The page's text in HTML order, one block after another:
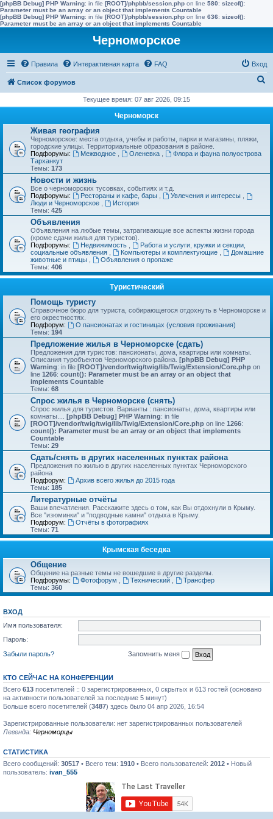
[phpBB Debug] PHP Warning: in file [ROOT]/phpbb/session.php on line 580: sizeof():
Parameter must be an array or an object that implements Countable
[phpBB Debug] PHP Warning: in file [ROOT]/phpbb/session.php on line 636: sizeof():
Parameter must be an array or an object that implements Countable
Черноморское
Правила Интерактивная карта FAQ Вход
Список форумов
с
Текущее время: 07 авг 2026, 09:15
Черноморск
Живая география
Черноморское: места отдыха, учебы и работы, парки и магазины, пляжи,
городские улицы. Территориальные образования в районе.
Подфорумы:
Межводное Оленевка
Флора и фауна полуострова
Тарханкут
Темы: 173
Новости и жизнь
Все о черноморских тусовках, событиях и т.д.
Подфорумы:
Рестораны и кафе, бары Увлечения и интересы
Люди и Черноморское
История
Темы: 425
Объявления
Объявления на любые темы, затрагивающие все аспекты жизни города
(кроме сдачи жилья для туристов).
Подфорумы:
Недвижимость
Работа и услуги, кружки и секции,
социальные объявления
Компьютеры и комплектующие
Домашние
животные и птицы
Объявления о пропаже
Темы: 406
Туристический
Помощь туристу
Справочное бюро для туриста, собирающегося отдохнуть в Черноморске и
его окрестностях.
Подфорум:
О пансионатах и гостиницах (условия проживания)
Темы: 194
Предложение жилья в Черноморске (сдать)
Предложения для туристов: пансионаты, дома, квартиры или комнаты.
Описания туробъектов Черноморского района. [phpBB Debug] PHP
Warning: in file [ROOT]/vendor/twig/twig/lib/Twig/Extension/Core.php on
line 1266: count(): Parameter must be an array or an object that
implements Countable
Темы: 68
Спрос жилья в Черноморске (снять)
Спрос жилья для туристов. Варианты : пансионаты, дома, квартиры или
комнаты.... [phpBB Debug] PHP Warning: in file
[ROOT]/vendor/twig/twig/lib/Twig/Extension/Core.php on line 1266:
count(): Parameter must be an array or an object that implements
Countable
Темы: 29
Сдать/снять в других населенных пунктах района
Предложения по жилью в других населенных пунктах Черноморского
района
Подфорум:
Архив всего жилья до 2015 года
Темы: 185
Литературные отчёты
Ваши впечатления. Расскажите здесь о том, как Вы отдохнули в Крыму.
Все "изюминки" и "подводные камни" отдыха в Крыму.
Подфорум:
Отчёты в фотографиях
Темы: 71
Крымская беседка
Общение
Общение на разные темы не вошедшие в другие разделы.
Подфорумы:
Фотофорум Технический
Трансфер
Темы: 360
ВХОД
Имя пользователя:
Пароль:
Забыли пароль?
Запомнить меня
КТО СЕЙЧАС НА КОНФЕРЕНЦИИ
Всего 613 посетителей :: 0 зарегистрированных, 0 скрытых и 613 гостей (основано
на активности пользователей за последние 5 минут)
Больше всего посетителей (3487) здесь было 04 апр 2026, 16:54
Зарегистрированные пользователи: нет зарегистрированных пользователей
Легенда: Черноморцы
СТАТИСТИКА
Всего сообщений: 30517 • Всего тем: 1910 • Всего пользователей: 2012 • Новый
пользователь: ivan_555